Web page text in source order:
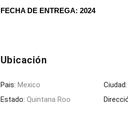
FECHA DE ENTREGA: 2024
Ubicación
Pais: Mexico
Estado: Quintana Roo
Ciudad: